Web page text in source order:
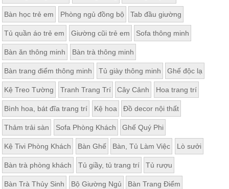
Bàn học trẻ em Phòng ngủ đồng bộ Tab đầu giường
Tủ quần áo trẻ em Giường cũi trẻ em Sofa thông minh
Bàn ăn thông minh Bàn trà thông minh
Bàn trang điểm thông minh Tủ giày thông minh Ghế độc lạ
Kệ Treo Tường Tranh Trang Trí Cây Cảnh Hoa trang trí
Bình hoa, bát đĩa trang trí Kệ hoa Đồ decor nội thất
Thảm trải sàn Sofa Phòng Khách Ghế Quý Phi
Kệ Tivi Phòng Khách Bàn Ghế Bàn, Tủ Làm Việc Lò sưởi
Bàn trà phòng khách Tủ giầy, tủ trang trí Tủ rượu
Bàn Trà Thủy Sinh Bộ Giường Ngủ Bàn Trang Điểm